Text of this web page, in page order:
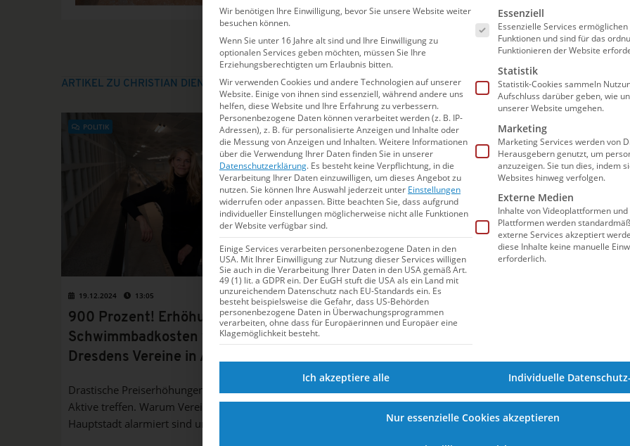
ARTIKEL ZU CHRISTIAN DIENER
POLITIK
19.12.2024 13:05
900 Prozent! Erhöhung der
Schwimmbadkosten versetzt
Dresdens Vereine in Aufruhr
Drastische Preiserhöhungen könnten Tausende
Aktive treffen. Warum Vereine in Sachsens
Hauptstadt alarmiert sind und welche Schritte
SCHWIMMEN
17.11.2024 18:14
DKM in Wuppertal: Maier, Schaller
Am vierten Tag der Deutschen Kurzbahn-
Schaller ihre DKM-Bilanz auf jeweils vier
Wir benötigen Ihre Einwilligung, bevor Sie unsere Website weiter
besuchen können.
Wenn Sie unter 16 Jahre alt sind und Ihre Einwilligung zu
optionalen Services geben möchten, müssen Sie Ihre
Erziehungsberechtigten um Erlaubnis bitten.
Wir verwenden Cookies und andere Technologien auf unserer
Website. Einige von ihnen sind essenziell, während andere uns
helfen, diese Website und Ihre Erfahrung zu verbessern.
Personenbezogene Daten können verarbeitet werden (z. B. IP-
Adressen), z. B. für personalisierte Anzeigen und Inhalte oder
die Messung von Anzeigen und Inhalten.Weitere Informationen
über die Verwendung Ihrer Daten finden Sie in unserer
Datenschutzerklärung. Es besteht keine Verpflichtung, in die
Verarbeitung Ihrer Daten einzuwilligen, um dieses Angebot zu
nutzen.Sie können Ihre Auswahl jederzeit unter Einstellungen
widerrufen oder anpassen. Bitte beachten Sie, dass aufgrund
individueller Einstellungen möglicherweise nicht alle Funktionen
der Website verfügbar sind.
Einige Services verarbeiten personenbezogene Daten in den
USA. Mit Ihrer Einwilligung zur Nutzung dieser Services willigen
Sie auch in die Verarbeitung Ihrer Daten in den USA gemäß Art.
49 (1) lit. a GDPR ein. Der EuGH stuft die USA als ein Land mit
unzureichendem Datenschutz nach EU-Standards ein. Es
besteht beispielsweise die Gefahr, dass US-Behörden
personenbezogene Daten in Überwachungsprogrammen
verarbeiten, ohne dass für Europäerinnen und Europäer eine
Klagemöglichkeit besteht.
Es folgt eine Liste der
Essenziell
Essenzielle Services
Funktionen und sind für das
Funktionieren der Website
Statistik
Statistik-Cookies sammeln
Aufschluss darüber geben, wie
unserer Website umgehen.
Marketing
Marketing Services werden von
Herausgebern genutzt, um
anzuzeigen. Sie tun dies, indem
Websites hinweg verfolgen.
Externe Medien
Inhalte von Videoplattformen
Plattformen werden
externe Services akzeptiert
diese Inhalte keine manuelle
erforderlich.
Ich akzeptiere alle Individuelle
Nur essenzielle Cookies akzeptieren